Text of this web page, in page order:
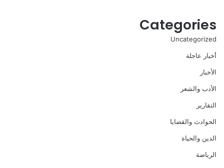
Categories
Uncategorized
أخبار عاجلة
الأخبار
الأدب والشعر
التقارير
الحوادث والقضايا
الدين والحياة
الرياضة